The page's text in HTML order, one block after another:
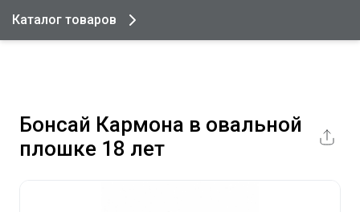
Каталог товаров
Бонсай Кармона в овальной
плошке 18 лет